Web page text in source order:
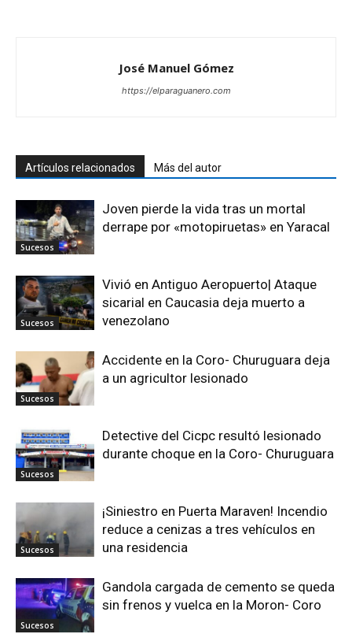
José Manuel Gómez
https://elparaguanero.com
Artículos relacionados Más del autor
Sucesos
Joven pierde la vida tras un mortal
derrape por «motopiruetas» en Yaracal
Sucesos
Vivió en Antiguo Aeropuerto| Ataque
sicarial en Caucasia deja muerto a
venezolano
Sucesos
Accidente en la Coro- Churuguara deja
a un agricultor lesionado
Sucesos
Detective del Cicpc resultó lesionado
durante choque en la Coro- Churuguara
Sucesos
¡Siniestro en Puerta Maraven! Incendio
reduce a cenizas a tres vehículos en
una residencia
Sucesos
Gandola cargada de cemento se queda
sin frenos y vuelca en la Moron- Coro